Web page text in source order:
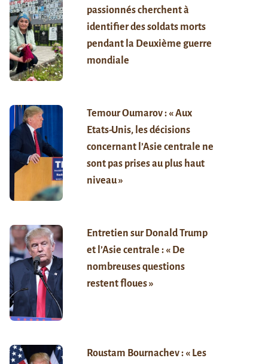
passionnés cherchent à
identifier des soldats morts
pendant la Deuxième guerre
mondiale
Temour Oumarov : « Aux
Etats-Unis, les décisions
concernant l’Asie centrale ne
sont pas prises au plus haut
niveau »
Entretien sur Donald Trump
et l’Asie centrale : « De
nombreuses questions
restent floues »
Roustam Bournachev : « Les